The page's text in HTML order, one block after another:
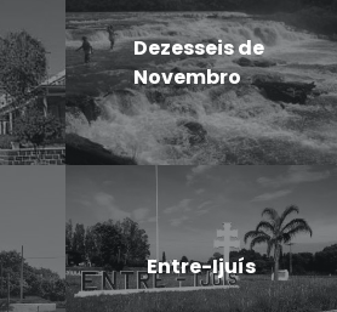
Dezesseis de
Novembro
Entre-Ijuís